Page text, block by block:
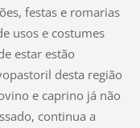
festas e romarias
usos e costumes
estar estão
desta região
e caprino já não
continua a